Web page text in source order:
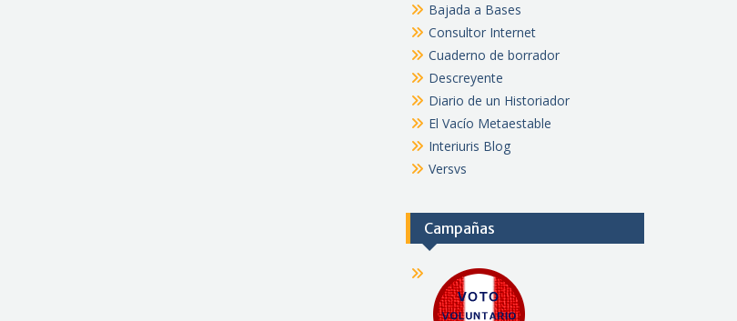
Bajada a Bases
Consultor Internet
Cuaderno de borrador
Descreyente
Diario de un Historiador
El Vacío Metaestable
Interiuris Blog
Versvs
Campañas